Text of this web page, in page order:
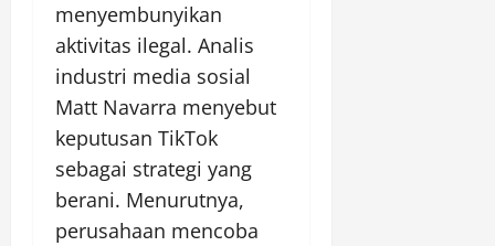
menyembunyikan
aktivitas ilegal. Analis
industri media sosial
Matt Navarra menyebut
keputusan TikTok
sebagai strategi yang
berani. Menurutnya,
perusahaan mencoba